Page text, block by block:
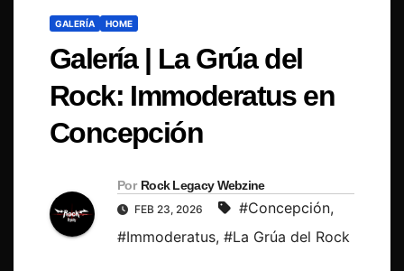
GALERÍA HOME
Galería | La Grúa del
Rock: Immoderatus en
Concepción
Por Rock Legacy Webzine
FEB 23, 2026 #Concepción,
#Immoderatus, #La Grúa del Rock